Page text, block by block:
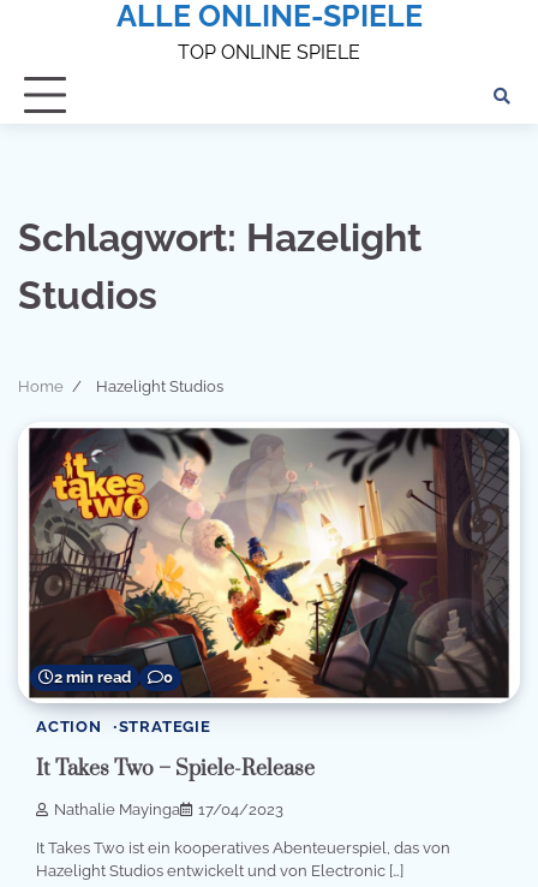
ALLE ONLINE-SPIELE
TOP ONLINE SPIELE
Schlagwort: Hazelight
Studios
Home Hazelight Studios
2 min read 0
ACTION STRATEGIE
It Takes Two – Spiele-Release
Nathalie Mayinga 17/04/2023
It Takes Two ist ein kooperatives Abenteuerspiel, das von
Hazelight Studios entwickelt und von Electronic […]